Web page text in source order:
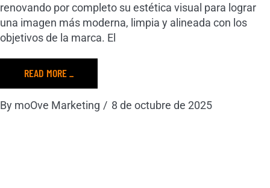
renovando por completo su estética visual para lograr
una imagen más moderna, limpia y alineada con los
objetivos de la marca. El
READ MORE _
By moOve Marketing 8 de octubre de 2025